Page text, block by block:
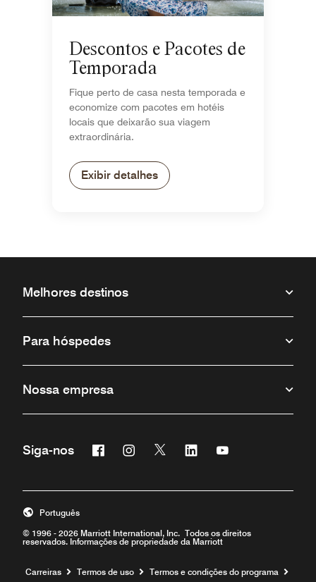
Descontos e Pacotes de
Temporada
Fique perto de casa nesta temporada e
economize com pacotes em hotéis
locais que deixarão sua viagem
extraordinária.
Exibir detalhes
Melhores destinos
Para hóspedes
Nossa empresa
Siga-nos FacebookInstagram
Twitter Linkedin
© 1996 - 2026 Marriott International, Inc. Todos os direitos
reservados. Informações de propriedade da Marriott
Português
Carreiras Termos de uso Termos e condições do programa